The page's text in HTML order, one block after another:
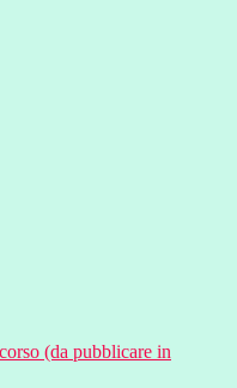
(da pubblicare in